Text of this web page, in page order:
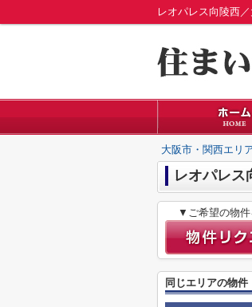
レオパレス向陵西
大阪市・関西エリ
レオパレス
▼ご希望の物件
同じエリアの物件